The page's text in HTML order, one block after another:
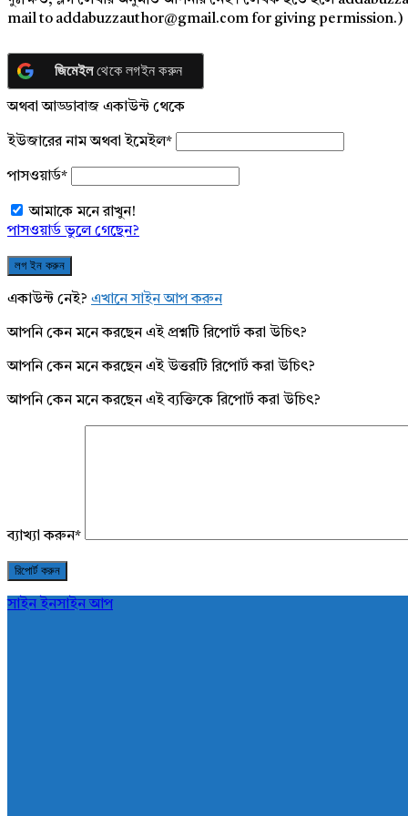
mail to addabuzzauthor@gmail.com for giving permission.)
জিমেইলথেকে লগইন করুন
অথবা আড্ডাবাজ একাউন্ট থেকে
ইউজারের নাম অথবা ইমেইল*
পাসওয়ার্ড*
আমাকে মনে রাখুন!
পাসওয়ার্ড ভুলে গেছেন?
একাউন্ট নেই? এখানে সাইন আপ করুন
আপনি কেন মনে করছেন এই প্রশ্নটি রিপোর্ট করা উচিৎ?
আপনি কেন মনে করছেন এই উত্তরটি রিপোর্ট করা উচিৎ?
আপনি কেন মনে করছেন এই ব্যক্তিকে রিপোর্ট করা উচিৎ?
ব্যাখ্যা করুন*
সাইন ইনসাইন আপ